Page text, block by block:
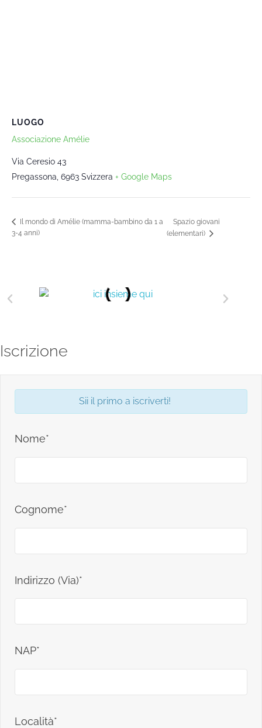
LUOGO
Associazione Amélie
Via Ceresio 43
Pregassona 6963 Svizzera + Google Maps
Il mondo di Amélie (mamma-bambino da 1 a
3-4 anni)
Spazio giovani
(elementari)
Iscrizione
Sii il primo a iscriverti!
Nome*
Cognome*
Indirizzo (Via)*
NAP*
Località*